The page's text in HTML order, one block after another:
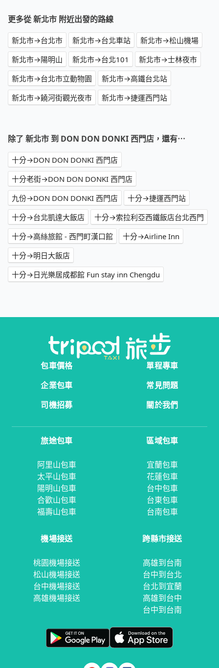
更多從 新北市 附近出發的路線
新北市→台北市 新北市→台北車站
新北市→松山機場
新北市→陽明山
新北市→台北101
新北市→士林夜市
新北市→台北市立動物園
新北市→高鐵台北站
新北市→饒河街觀光夜市
新北市→捷運西門站
除了 新北市 到 DON DON DONKI 西門店，還有⋯
十分→DON DON DONKI 西門店
十分老街→DON DON DONKI 西門店
九份→DON DON DONKI 西門店
十分→捷運西門站
十分→台北凱達大飯店
十分→索拉利亞西鐵飯店台北西門
十分→高絲旅館 - 西門町漢口館
十分→Airline Inn
十分→明日大飯店
十分→日光樂居成都館 Fun stay inn Chengdu
包車價格
單程專車
企業包車
常見問題
司機招募
關於我們
旅途包車
阿里山包車
太平山包車
陽明山包車
合歡山包車
福壽山包車
區域包車
宜蘭包車
花蓮包車
台中包車
台東包車
台南包車
機場接送
桃園機場接送
松山機場接送
台中機場接送
高雄機場接送
跨縣市接送
高雄到台南
台中到台北
台北到宜蘭
高雄到台中
台中到台南